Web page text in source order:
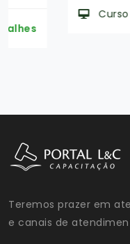
Curso Online
Teremos prazer em
e canais de